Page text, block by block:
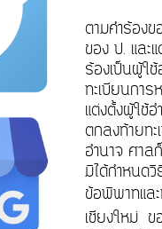
ตามคำร้อง
ของ ป. และ
ร้องเป็นผู้ใ
ทะเบียนกา
แต่งตั้งผู้ใช้
ตกลงท้ายท
อำนาจ ศาล
มิได้กำหนด
ข้อพิพาทแล
เชียงใหม่ ข